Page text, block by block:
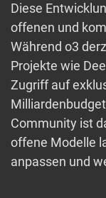
Diese
offenen und
Während o3
Projekte wie
Zugriff auf
Community ist
offene Modelle
anpassen und